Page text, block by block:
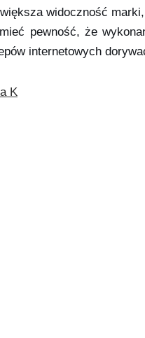
widoczność
pewność, że
internetowych
K